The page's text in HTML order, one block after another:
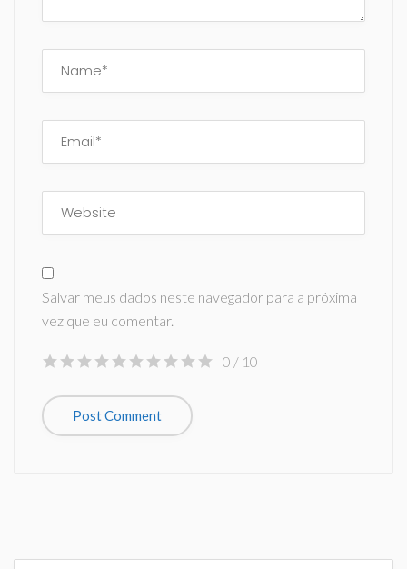
Salvar meus dados neste navegador para a próxima
vez que eu comentar.
0 / 10